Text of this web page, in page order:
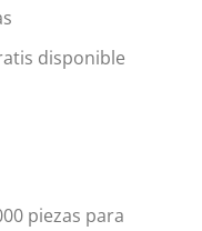
disponible
piezas para